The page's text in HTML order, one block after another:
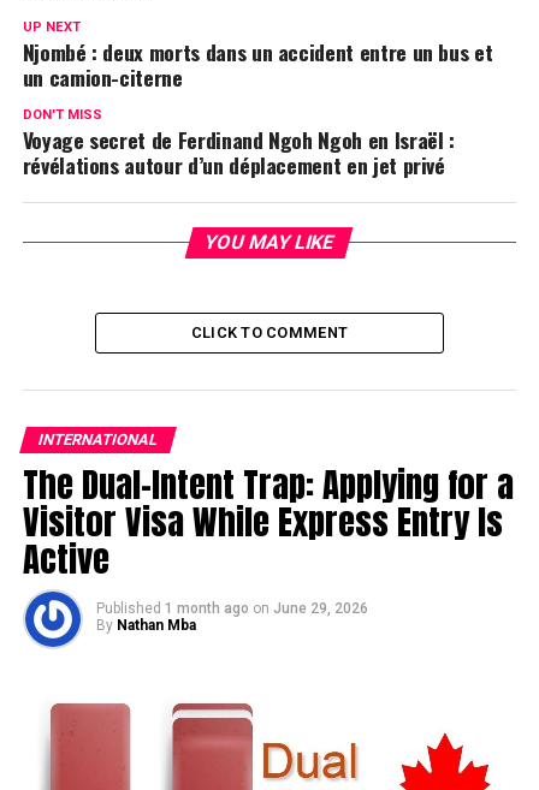
UP NEXT
Njombé : deux morts dans un accident entre un bus et
un camion-citerne
DON'T MISS
Voyage secret de Ferdinand Ngoh Ngoh en Israël :
révélations autour d’un déplacement en jet privé
YOU MAY LIKE
CLICK TO COMMENT
INTERNATIONAL
The Dual-Intent Trap: Applying for a
Visitor Visa While Express Entry Is
Active
Published 1 month ago on June 29, 2026
By Nathan Mba